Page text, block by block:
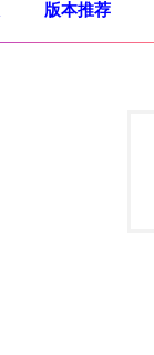
版本推荐